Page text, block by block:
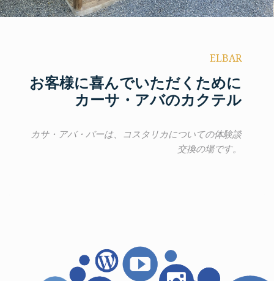
ELBAR
お客様に喜んでいただくために
カーサ・アバのカクテル
カサ・アバ・バーは、コスタリカについての体験談
交換の場です。